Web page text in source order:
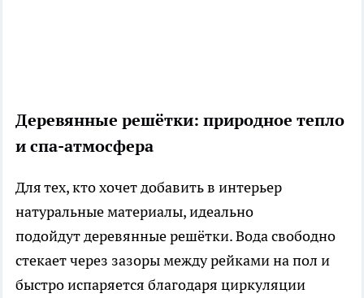
Деревянные решётки: природное тепло
и спа-атмосфера
Для тех, кто хочет добавить в интерьер
натуральные материалы, идеально
подойдут деревянные решётки. Вода свободно
стекает через зазоры между рейками на пол и
быстро испаряется благодаря циркуляции